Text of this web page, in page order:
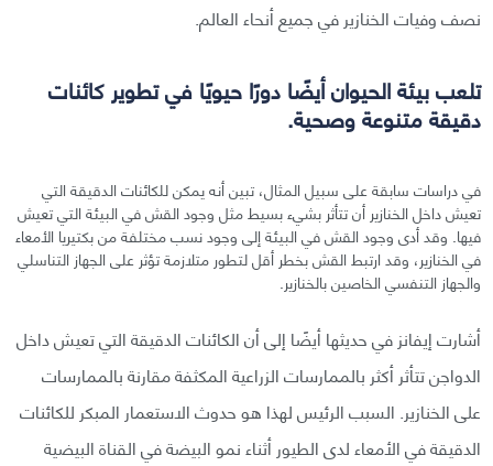
نصف وفيات الخنازير في جميع أنحاء العالم.
تلعب بيئة الحيوان أيضًا دورًا حيويًا في تطوير كائنات
دقيقة متنوعة وصحية.
في دراسات سابقة على سبيل المثال، تبين أنه يمكن للكائنات الدقيقة التي
تعيش داخل الخنازير أن تتأثر بشيء بسيط مثل وجود القش في البيئة التي تعيش
فيها. وقد أدى وجود القش في البيئة إلى وجود نسب مختلفة من بكتيريا الأمعاء
في الخنازير، وقد ارتبط القش بخطر أقل لتطور متلازمة تؤثر على الجهاز التناسلي
والجهاز التنفسي الخاصين بالخنازير.
أشارت إيفانز في حديثها أيضًا إلى أن الكائنات الدقيقة التي تعيش داخل
الدواجن تتأثر أكثر بالممارسات الزراعية المكثفة مقارنة بالممارسات
على الخنازير. السبب الرئيس لهذا هو حدوث الاستعمار المبكر للكائنات
الدقيقة في الأمعاء لدى الطيور أثناء نمو البيضة في القناة البيضية